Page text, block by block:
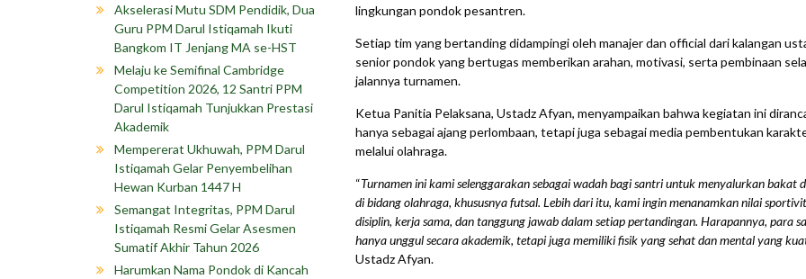
lingkungan pondok pesantren.
Setiap tim yang bertanding didampingi oleh manajer dan official dari kalangan
senior pondok yang bertugas memberikan arahan, motivasi, serta pembinaan
jalannya turnamen.
Ketua Panitia Pelaksana, Ustadz Afyan, menyampaikan bahwa kegiatan ini
hanya sebagai ajang perlombaan, tetapi juga sebagai media pembentukan
melalui olahraga.
“Turnamen ini kami selenggarakan sebagai wadah bagi santri untuk menyalurkan bakat
di bidang olahraga, khususnya futsal. Lebih dari itu, kami ingin menanamkan nilai
disiplin, kerja sama, dan tanggung jawab dalam setiap pertandingan. Harapannya, para
hanya unggul secara akademik, tetapi juga memiliki fisik yang sehat dan mental yang
Ustadz Afyan.
Akselerasi Mutu SDM Pendidik, Dua
Guru PPM Darul Istiqamah Ikuti
Bangkom IT Jenjang MA se-HST
Melaju ke Semifinal Cambridge
Competition 2026, 12 Santri PPM
Darul Istiqamah Tunjukkan Prestasi
Akademik
Mempererat Ukhuwah, PPM Darul
Istiqamah Gelar Penyembelihan
Hewan Kurban 1447 H
Semangat Integritas, PPM Darul
Istiqamah Resmi Gelar Asesmen
Sumatif Akhir Tahun 2026
Harumkan Nama Pondok di Kancah